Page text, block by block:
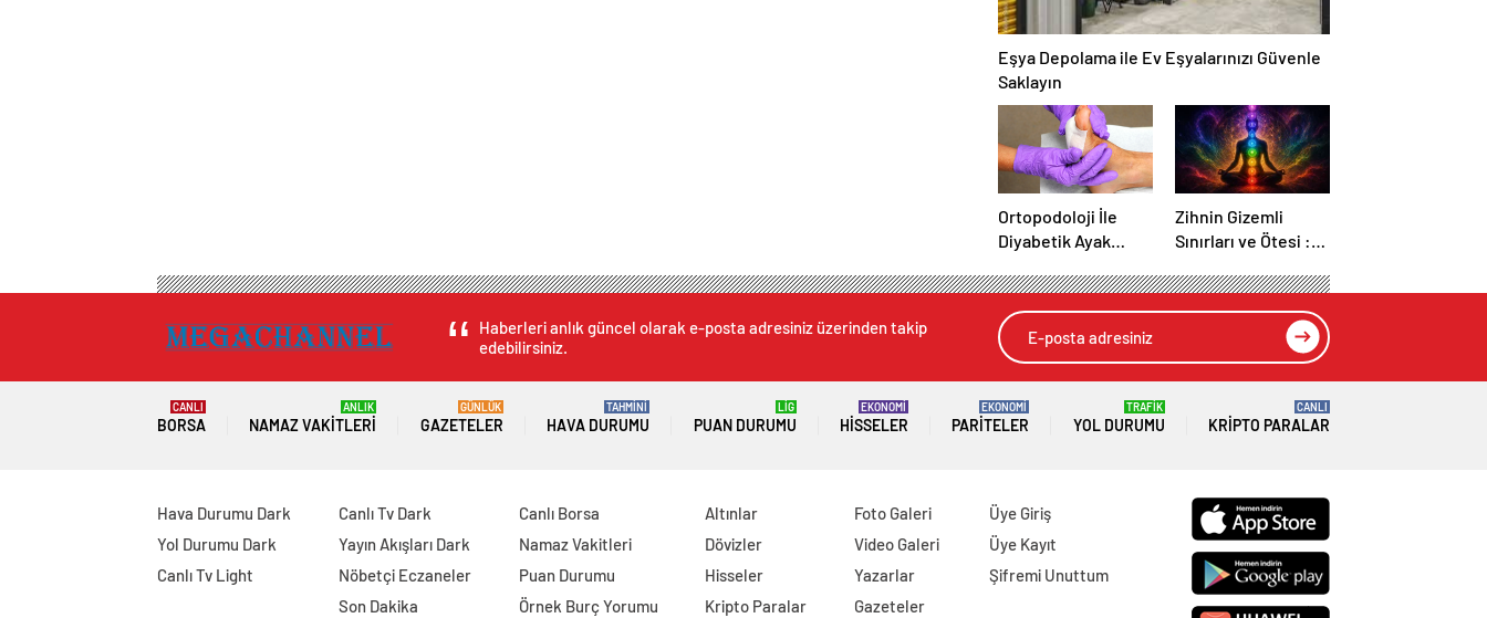
Eşya Depolama ile Ev Eşyalarınızı Güvenle
Saklayın
Ortopodoloji İle
Diyabetik Ayak
Zihnin Gizemli
Sınırları ve Ötesi :
Haberleri anlık güncel olarak e-posta adresiniz üzerinden takip
edebilirsiniz.
BORSA
CANLI
NAMAZ VAKITLERI
ANLIK
GAZETELER
GÜNLÜK
HAVA DURUMU
TAHMİNİ
PUAN DURUMU
LİG
HISSELER
EKONOMİ
PARITELER
EKONOMİ
YOL DURUMU
TRAFİK
KRIPTO PARALAR
CANLI
Hava Durumu Dark
Yol Durumu Dark
Canlı Tv Light
Canlı Tv Dark
Yayın Akışları Dark
Nöbetçi Eczaneler
Son Dakika
Canlı Borsa
Namaz Vakitleri
Puan Durumu
Örnek Burç Yorumu
Altınlar
Dövizler
Hisseler
Kripto Paralar
Foto Galeri
Video Galeri
Yazarlar
Gazeteler
Üye Giriş
Üye Kayıt
Şifremi Unuttum